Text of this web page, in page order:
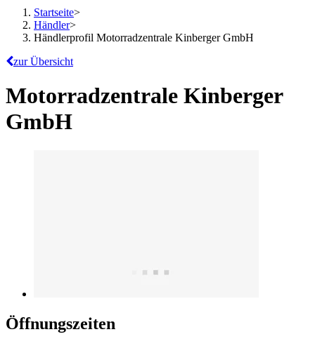
Startseite>
Händler>
Händlerprofil Motorradzentrale Kinberger GmbH
zur Übersicht
Motorradzentrale Kinberger
GmbH
Öffnungszeiten